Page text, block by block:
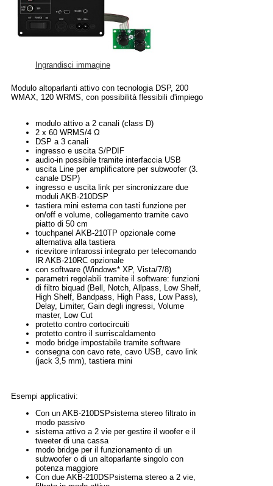
Ingrandisci immagine
Modulo altoparlanti attivo con tecnologia DSP, 200
WMAX, 120 WRMS, con possibilità flessibili d'impiego
modulo attivo a 2 canali (class D)
2 x 60 WRMS/4 Ω
DSP a 3 canali
ingresso e uscita S/PDIF
audio-in possibile tramite interfaccia USB
uscita Line per amplificatore per subwoofer (3.
canale DSP)
ingresso e uscita link per sincronizzare due
moduli AKB-210DSP
tastiera mini esterna con tasti funzione per
on/off e volume, collegamento tramite cavo
piatto di 50 cm
touchpanel AKB-210TP opzionale come
alternativa alla tastiera
ricevitore infrarossi integrato per telecomando
IR AKB-210RC opzionale
con software (Windows* XP, Vista/7/8)
parametri regolabili tramite il software: funzioni
di filtro biquad (Bell, Notch, Allpass, Low Shelf,
High Shelf, Bandpass, High Pass, Low Pass),
Delay, Limiter, Gain degli ingressi, Volume
master, Low Cut
protetto contro cortocircuiti
protetto contro il surriscaldamento
modo bridge impostabile tramite software
consegna con cavo rete, cavo USB, cavo link
(jack 3,5 mm), tastiera mini
Esempi applicativi:
Con un AKB-210DSPsistema stereo filtrato in
modo passivo
sistema attivo a 2 vie per gestire il woofer e il
tweeter di una cassa
modo bridge per il funzionamento di un
subwoofer o di un altoparlante singolo con
potenza maggiore
Con due AKB-210DSPsistema stereo a 2 vie,